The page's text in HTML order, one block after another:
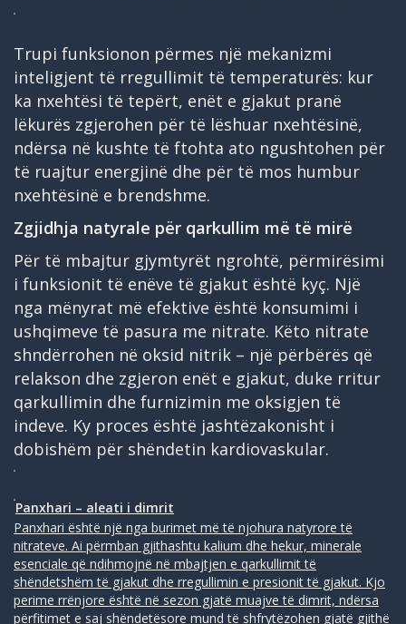
Trupi funksionon përmes një mekanizmi
inteligjent të rregullimit të temperaturës: kur
ka nxehtësi të tepërt, enët e gjakut pranë
lëkurës zgjerohen për të lëshuar nxehtësinë,
ndërsa në kushte të ftohta ato ngushtohen për
të ruajtur energjinë dhe për të mos humbur
nxehtësinë e brendshme.
Zgjidhja natyrale për qarkullim më të mirë
Për të mbajtur gjymtyrët ngrohtë, përmirësimi
i funksionit të enëve të gjakut është kyç. Një
nga mënyrat më efektive është konsumimi i
ushqimeve të pasura me nitrate. Këto nitrate
shndërrohen në oksid nitrik – një përbërës që
relakson dhe zgjeron enët e gjakut, duke rritur
qarkullimin dhe furnizimin me oksigjen të
indeve. Ky proces është jashtëzakonisht i
dobishëm për shëndetin kardiovaskular.
Panxhari – aleati i dimrit
Panxhari është një nga burimet më të njohura natyrore të
nitrateve. Ai përmban gjithashtu kalium dhe hekur, minerale
esenciale që ndihmojnë në mbajtjen e qarkullimit të
shëndetshëm të gjakut dhe rregullimin e presionit të gjakut. Kjo
perime rrënjore është në sezon gjatë muajve të dimrit, ndërsa
përfitimet e saj shëndetësore mund të shfrytëzohen gjatë gjithë